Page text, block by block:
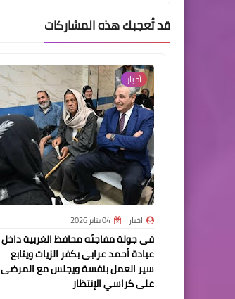
قد تُعجبك هذه المشاركات
أخبار
اخبار 04 يناير 2026
فى جولة مفاجئه محافظ الغربية داخل
عيادة أحمد عرابى بكفر الزيات ويتابع
سير العمل بنفسة ويجلس مع المرضى
على كراسي الإنتظار